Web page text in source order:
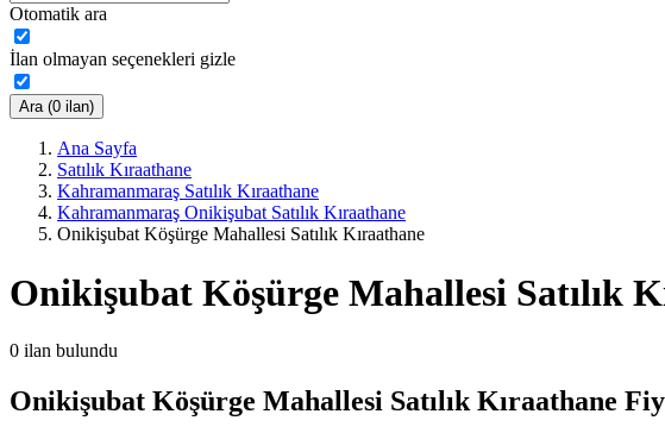
Otomatik ara
İlan olmayan seçenekleri gizle
Ara (0 ilan)
Ana Sayfa
Satılık Kıraathane
Kahramanmaraş Satılık Kıraathane
Kahramanmaraş Onikişubat Satılık Kıraathane
Onikişubat Köşürge Mahallesi Satılık Kıraathane
Onikişubat Köşürge Mahallesi Satılık
0 ilan bulundu
Onikişubat Köşürge Mahallesi Satılık Kıraathane